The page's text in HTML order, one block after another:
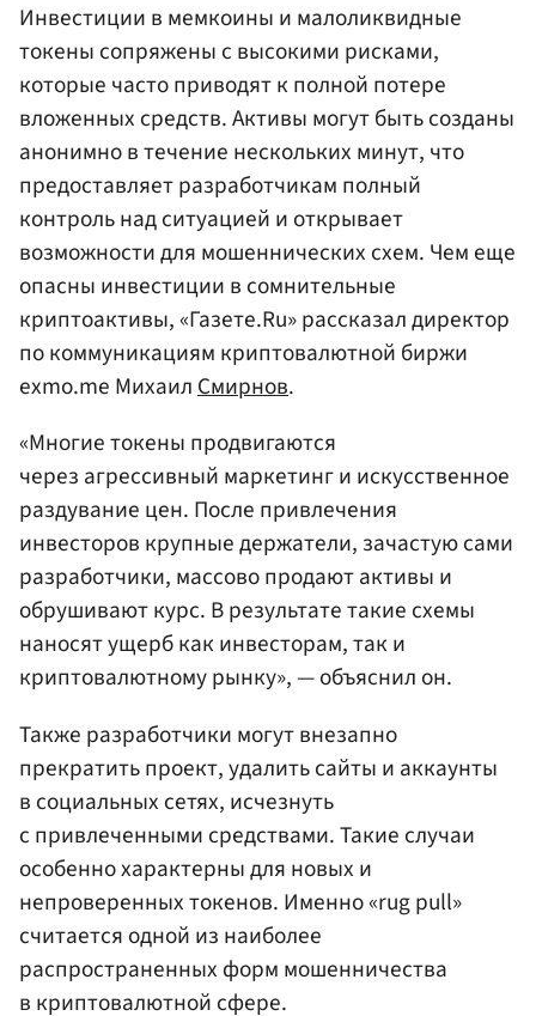
Инвестиции в мемкоины и малоликвидные
токены сопряжены с высокими рисками,
которые часто приводят к полной потере
вложенных средств. Активы могут быть созданы
анонимно в течение нескольких минут, что
предоставляет разработчикам полный
контроль над ситуацией и открывает
возможности для мошеннических схем. Чем еще
опасны инвестиции в сомнительные
криптоактивы, «Газете.Ru» рассказал директор
по коммуникациям криптовалютной биржи
exmo.me МихаилСмирнов.
«Многие токены продвигаются
через агрессивный маркетинг и искусственное
раздувание цен. После привлечения
инвесторов крупные держатели, зачастую сами
разработчики, массово продают активы и
обрушивают курс. В результате такие схемы
наносят ущерб как инвесторам, так и
криптовалютному рынку», — объяснил он.
Также разработчики могут внезапно
прекратить проект, удалить сайты и аккаунты
в социальных сетях, исчезнуть
с привлеченными средствами. Такие случаи
особенно характерны для новых и
непроверенных токенов. Именно «rug pull»
считается одной из наиболее
распространенных форм мошенничества
в криптовалютной сфере.